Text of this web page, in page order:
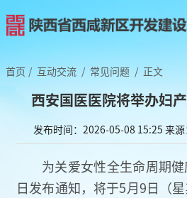
首页 / 互动交流 / 常见问题 / 正文
西安国医医院将举办妇
发布时间：2026-05-08 15:25 来
为关爱女性全生命周期
日发布通知，将于5月9日（